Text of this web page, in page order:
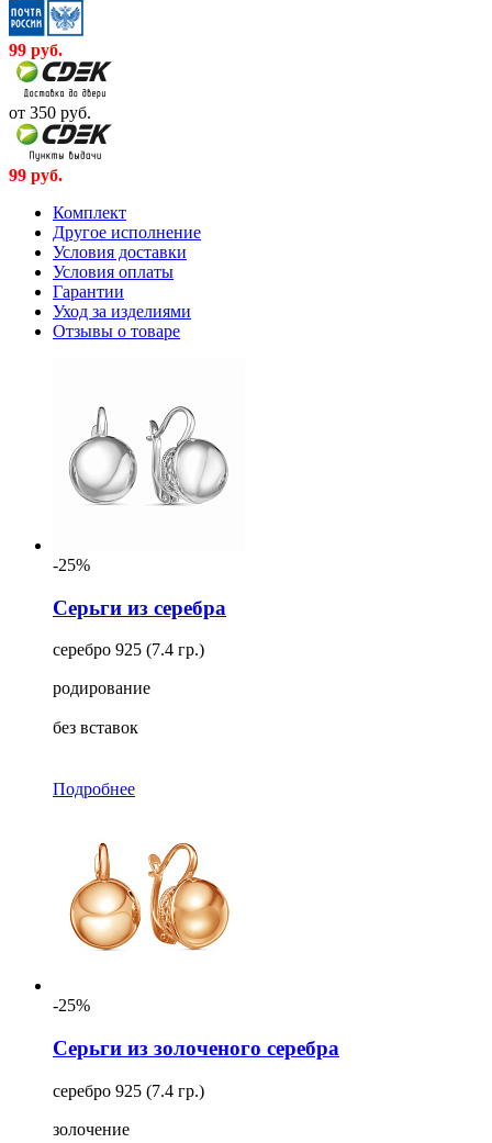
99 руб.
от 350 руб.
99 руб.
Комплект
Другое исполнение
Условия доставки
Условия оплаты
Гарантии
Уход за изделиями
Отзывы о товаре
-25%
Серьги из серебра
серебро 925 (7.4 гр.)
родирование
без вставок
Подробнее
-25%
Серьги из золоченого серебра
серебро 925 (7.4 гр.)
золочение